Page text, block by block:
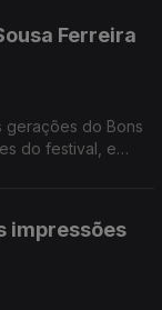
Ferreira
gerações do Bons
do festival, e
impressões